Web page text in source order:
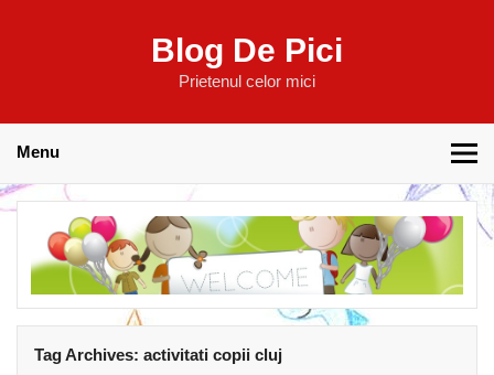
Blog De Pici
Prietenul celor mici
Menu
Tag Archives:activitati copii cluj